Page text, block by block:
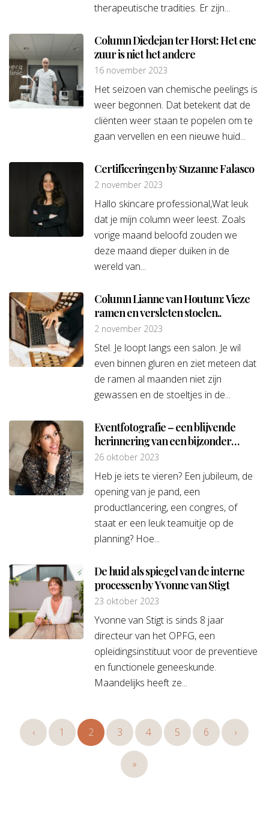
therapeutische tradities. Er zijn...
Column Diedejan ter Horst: Het ene
zuur is niet het andere
16 november 2023
Het seizoen van chemische peelings is
weer begonnen. Dat betekent dat de
cliënten weer staan te popelen om te
gaan vervellen en een nieuwe huid...
Certificeringen by Suzanne Falasco
2 november 2023
Hallo skincare professional,Wat leuk
dat je mijn column weer leest. Zoals
vorige maand beloofd zouden we
deze maand dieper duiken in de
wereld van...
Column Lianne van Houtum: Vieze
ramen en versleten stoelen..
2 november 2023
Stel. Je loopt langs een salon. Je wil
even binnen gluren en ziet meteen dat
de ramen al maanden niet zijn
gewassen en de stoeltjes in de...
Eventfotografie – een blijvende
herinnering van een bijzonder
moment
26 oktober 2023
Heb je iets te vieren? Een jubileum, de
opening van je pand, een
productlancering, een congres, of
staat er een leuk teamuitje op de
planning? Hoe...
De huid als spiegel van de interne
processen by Yvonne van Stigt
23 oktober 2023
Yvonne van Stigt is sinds 8 jaar
directeur van het OPFG, een
opleidingsinstituut voor de preventieve
en functionele geneeskunde.
Maandelijks heeft ze...
‹ 1 2 3 4 5 6 ›
»